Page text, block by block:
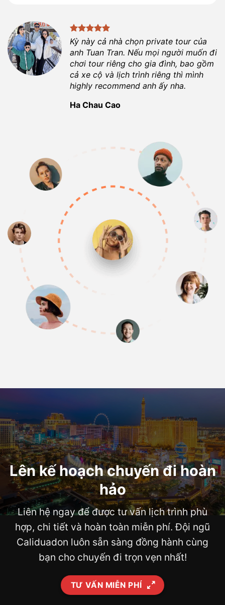
Kỳ này cả nhà chọn private tour của
anh Tuan Tran. Nếu mọi người muốn đi
chơi tour riêng cho gia đình, bao gồm
cả xe cộ và lịch trình riêng thì mình
highly recommend anh ấy nha.
Ha Chau Cao
Lên kế hoạch chuyến đi hoàn
hảo
Liên hệ ngay để được tư vấn lịch trình phù
hợp, chi tiết và hoàn toàn miễn phí. Đội ngũ
Caliduadon luôn sẵn sàng đồng hành cùng
bạn cho chuyến đi trọn vẹn nhất!
TƯ VẤN MIỄN PHÍ